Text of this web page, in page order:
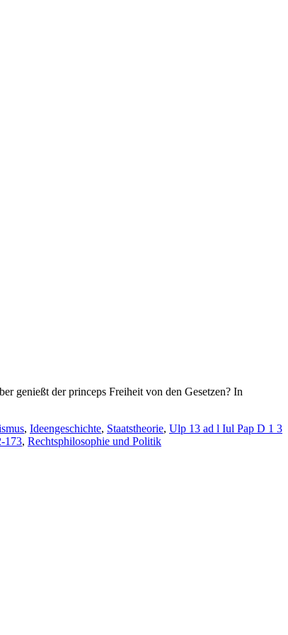
genießt der princeps Freiheit von den Gesetzen? In
, Ideengeschichte, Staatstheorie, Ulp 13 ad l Iul Pap D 1 3
173, Rechtsphilosophie und Politik